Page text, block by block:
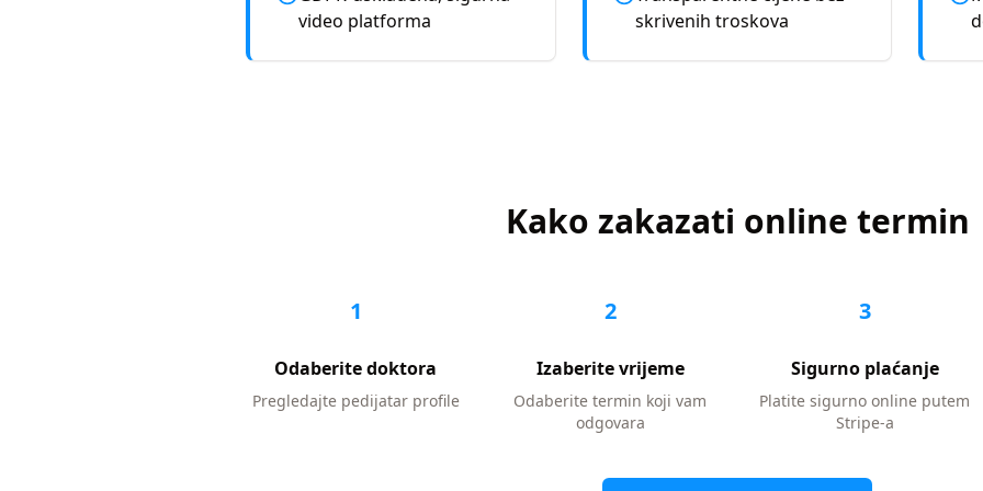
video platforma
skrivenih troskova
Kako zakazati online termin
1
Odaberite doktora
Pregledajte pedijatar profile
2
Izaberite vrijeme
Odaberite termin koji vam
odgovara
3
Sigurno plaćanje
Platite sigurno online putem
Stripe-a